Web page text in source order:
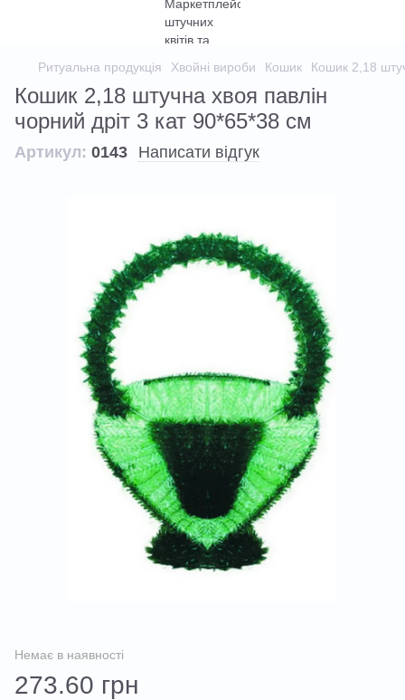
Ритуальна продукція Хвойні вироби Кошик Кошик 2,18
Кошик 2,18 штучна хвоя павлін
чорний дріт 3 кат 90*65*38 см
Артикул: 0143 Написати відгук
Немає в наявності
273.60 грн